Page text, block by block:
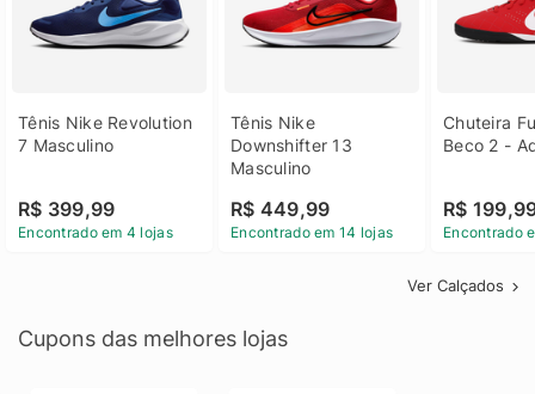
Tênis Nike Revolution
7 Masculino
R$ 399,99
Encontrado em 4 lojas
Tênis Nike
Downshifter 13
Masculino
R$ 449,99
Encontrado em 14 lojas
Chuteira
Beco 2 -
R$
Encontrado
Ver Calçados
Cupons das melhores lojas